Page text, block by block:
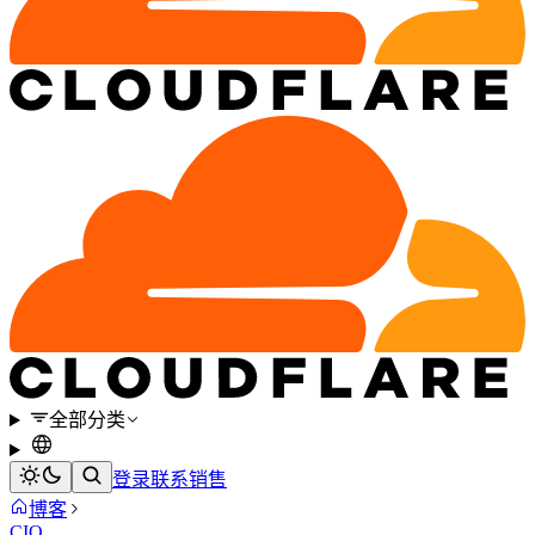
全部分类
登录联系销售
博客